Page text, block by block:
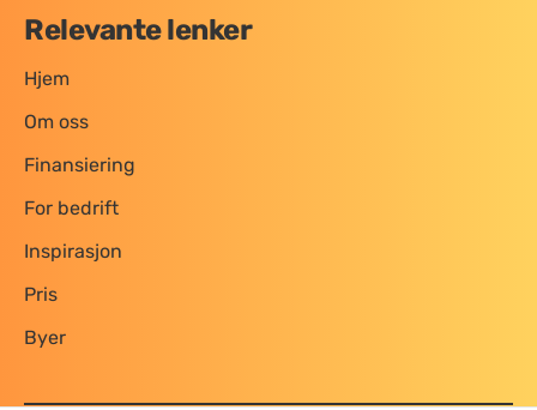
Relevante lenker
Hjem
Om oss
Finansiering
For bedrift
Inspirasjon
Pris
Byer